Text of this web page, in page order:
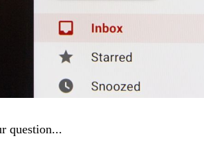
question...